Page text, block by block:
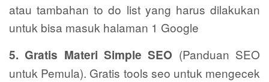
atau tambahan to do list yang harus dilakukan
untuk bisa masuk halaman 1 Google
5. Gratis Materi Simple SEO (Panduan SEO
untuk Pemula). Gratis tools seo untuk mengecek